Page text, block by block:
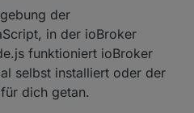
der
in der ioBroker
funktioniert ioBroker
selbst installiert oder der
dich getan.